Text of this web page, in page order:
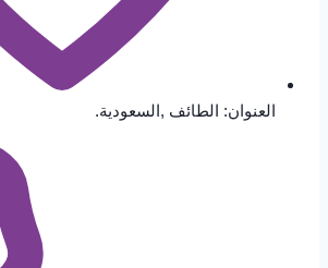
العنوان: الطائف ,السعودية.